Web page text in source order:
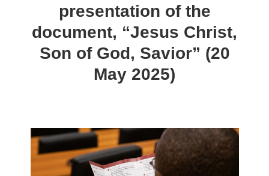
presentation of the
document, “Jesus Christ,
Son of God, Savior” (20
May 2025)
Roma, 20 maggio 2025:
Roma, 20 maggio 2025:
Roma, 20 maggio 2025:
Roma, 20 maggio 2025:
Roma, 20 maggio 2025: